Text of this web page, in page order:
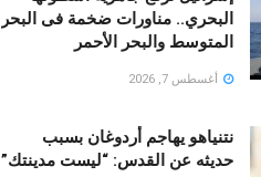
البحري.. مناورات ضخمة فى البحر
المتوسط والبحر الأحمر
أغسطس 7, 2026
نتنياهو يهاجم أردوغان بسبب
حديثه عن القدس: “ليست مدينتك”